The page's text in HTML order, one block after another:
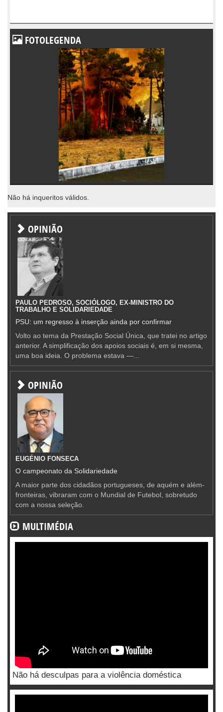
FOTOLEGENDA
Não há inqueritos válidos.
OPINIÃO
PAULO PEDROSO, SOCIÓLOGO, EX-MINISTRO DO
TRABALHO E SOLIDARIEDADE
PSU: um regresso à inserção ainda por confirmar
Volto ao tema da Prestação Social Única, que tratei no artigo
anterior. A simplificação dos apoios sociais é, em si mesma,
uma boa ideia. O problema estava —...
OPINIÃO
EUGÉNIO FONSECA
O campeonato da Solidariedade
A maior parte dos cidadãos portugueses, de aquém e além-
fronteiras, vibraram com o Mundial de Futebol, sobretudo
com a nossa seleção.
MULTIMÉDIA
Não há desculpas para a violência doméstica